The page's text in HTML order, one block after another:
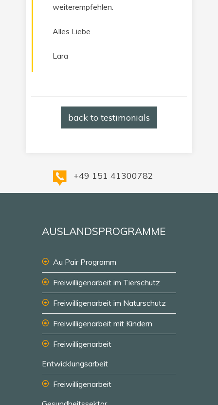
weiterempfehlen.
Alles Liebe
Lara
back to testimonials
+49 151 41300782
AUSLANDSPROGRAMME
Au Pair Programm
Freiwilligenarbeit im Tierschutz
Freiwilligenarbeit im Naturschutz
Freiwilligenarbeit mit Kindern
Freiwilligenarbeit
Entwicklungsarbeit
Freiwilligenarbeit